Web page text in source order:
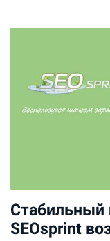
Стабильный
SEOsprint